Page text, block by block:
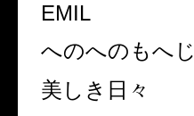
EMIL
へのへのもへじ
美しき日々